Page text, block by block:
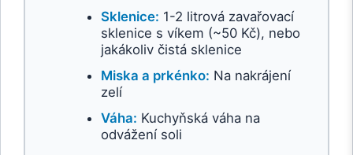
Sklenice: 1-2 litrová zavařovací
sklenice s víkem (~50 Kč), nebo
jakákoliv čistá sklenice
Miska a prkénko: Na nakrájení
zelí
Váha: Kuchyňská váha na
odvážení soli